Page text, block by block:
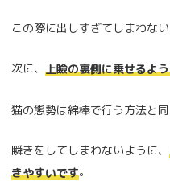
この際に出しすぎてしまわな
次に、 上瞼の裏側に乗せるよ
猫の態勢は綿棒で行う方法と同
瞬きをしてしまわないように、
きやすいです。